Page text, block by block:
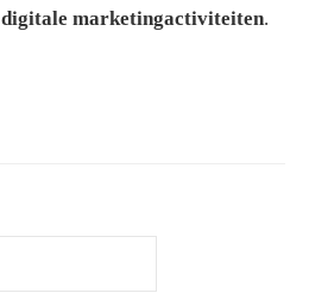
digitale marketingactiviteiten.